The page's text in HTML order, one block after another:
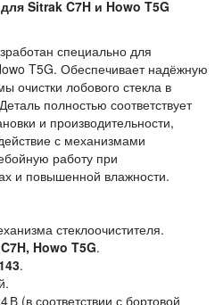
Sitrak C7H и Howo T5G
специально для
T5G. Обеспечивает надёжную
очистки лобового стекла в
полностью соответствует
и производительности,
с механизмами
работу при
и повышенной влажности.
стеклоочистителя.
Howo T5G.
.
В (в соответствии с бортовой